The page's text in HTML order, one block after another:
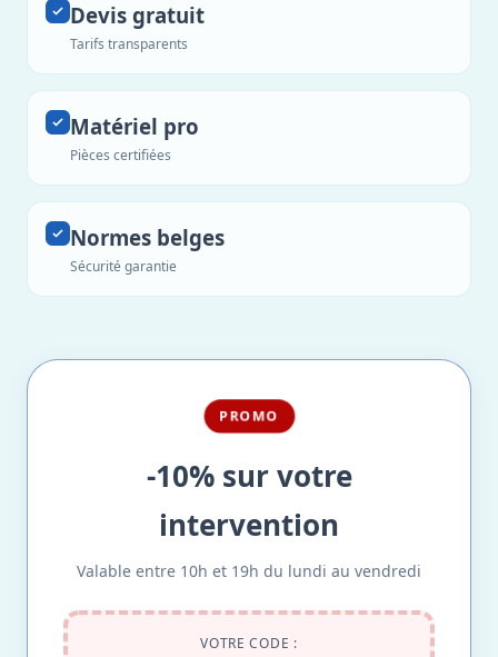
Devis gratuit
Tarifs transparents
Matériel pro
Pièces certifiées
Normes belges
Sécurité garantie
PROMO
-10% sur votre
intervention
Valable entre 10h et 19h du lundi au vendredi
VOTRE CODE :